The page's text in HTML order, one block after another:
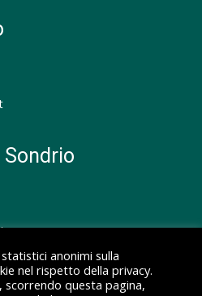
anonimi sulla
nel rispetto della privacy.
scorrendo questa pagina,